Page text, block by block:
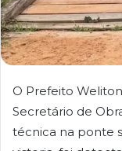
O Prefeito
Secretário de
técnica na ponte